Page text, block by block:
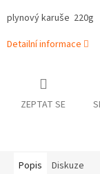
plynový karuše 220g
Detailní informace
ZEPTAT SE
Popis Diskuze